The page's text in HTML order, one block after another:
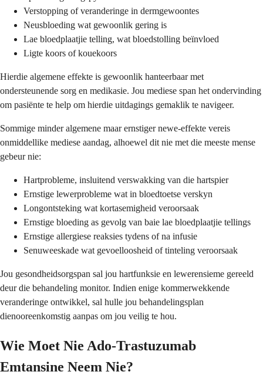
Verstopping of veranderinge in dermgewoontes
Neusbloeding wat gewoonlik gering is
Lae bloedplaatjie telling, wat bloedstolling beïnvloed
Ligte koors of kouekoors
Hierdie algemene effekte is gewoonlik hanteerbaar met
ondersteunende sorg en medikasie. Jou mediese span het ondervinding
om pasiënte te help om hierdie uitdagings gemaklik te navigeer.
Sommige minder algemene maar ernstiger newe-effekte vereis
onmiddellike mediese aandag, alhoewel dit nie met die meeste mense
gebeur nie:
Hartprobleme, insluitend verswakking van die hartspier
Ernstige lewerprobleme wat in bloedtoetse verskyn
Longontsteking wat kortasemigheid veroorsaak
Ernstige bloeding as gevolg van baie lae bloedplaatjie tellings
Ernstige allergiese reaksies tydens of na infusie
Senuweeskade wat gevoelloosheid of tinteling veroorsaak
Jou gesondheidsorgspan sal jou hartfunksie en lewerensieme gereeld
deur die behandeling monitor. Indien enige kommerwekkende
veranderinge ontwikkel, sal hulle jou behandelingsplan
dienooreenkomstig aanpas om jou veilig te hou.
Wie Moet Nie Ado-Trastuzumab
Emtansine Neem Nie?